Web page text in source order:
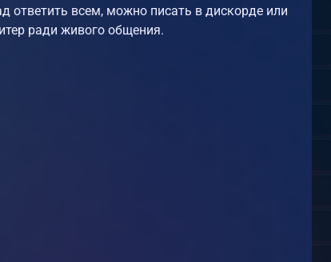
ответить всем, можно писать в дискорде или
ради живого общения.